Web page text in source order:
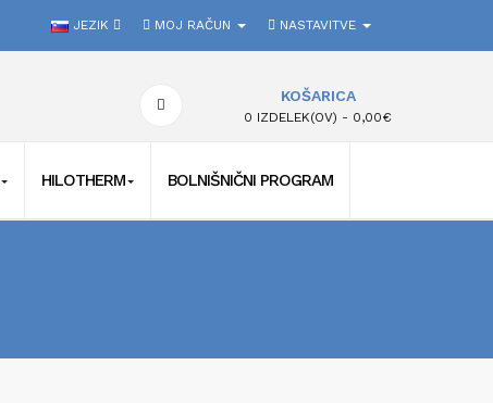
JEZIK MOJ RAČUN NASTAVITVE
KOŠARICA
0 IZDELEK(OV) - 0,00€
HILOTHERM BOLNIŠNIČNI PROGRAM